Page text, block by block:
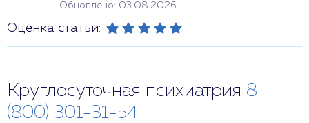
Обновлено: 03.08.2026
Оценка статьи:
Круглосуточная психиатрия 8
(800) 301-31-54